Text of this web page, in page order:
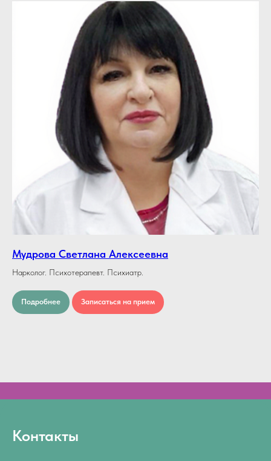
Мудрова Светлана Алексеевна
Нарколог. Психотерапевт. Психиатр.
Подробнее Записаться на прием
Контакты